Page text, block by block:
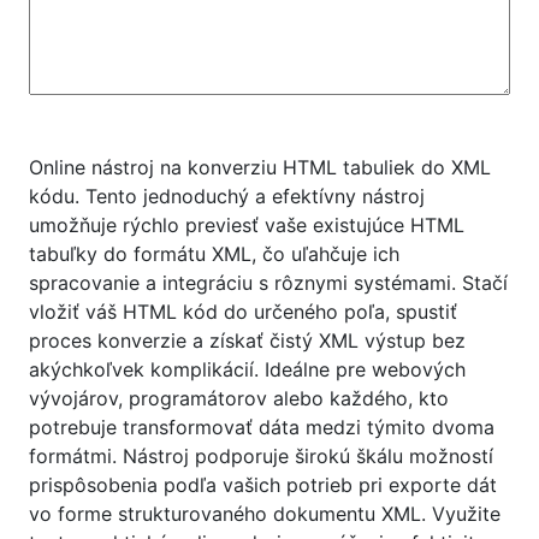
Online nástroj na konverziu HTML tabuliek do XML
kódu. Tento jednoduchý a efektívny nástroj
umožňuje rýchlo previesť vaše existujúce HTML
tabuľky do formátu XML, čo uľahčuje ich
spracovanie a integráciu s rôznymi systémami. Stačí
vložiť váš HTML kód do určeného poľa, spustiť
proces konverzie a získať čistý XML výstup bez
akýchkoľvek komplikácií. Ideálne pre webových
vývojárov, programátorov alebo každého, kto
potrebuje transformovať dáta medzi týmito dvoma
formátmi. Nástroj podporuje širokú škálu možností
prispôsobenia podľa vašich potrieb pri exporte dát
vo forme strukturovaného dokumentu XML. Využite